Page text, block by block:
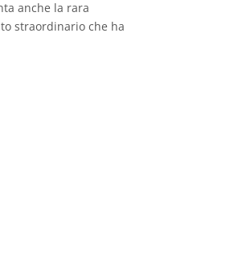
anche la rara
straordinario che ha
Internazionale (CC BY 4.0) icone